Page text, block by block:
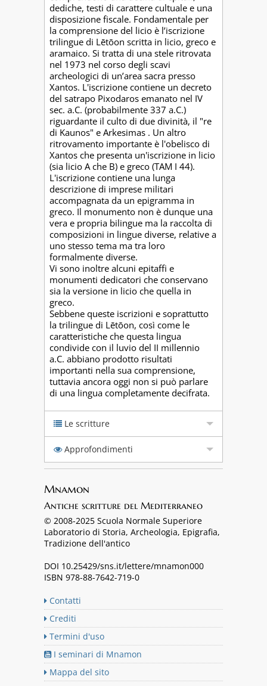
dediche, testi di carattere cultuale e una
disposizione fiscale. Fondamentale per
la comprensione del licio è l’iscrizione
trilingue di Lētōon scritta in licio, greco e
aramaico. Si tratta di una stele ritrovata
nel 1973 nel corso degli scavi
archeologici di un’area sacra presso
Xantos. L'iscrizione contiene un decreto
del satrapo Pixodaros emanato nel IV
sec. a.C. (probabilmente 337 a.C.)
riguardante il culto di due divinità, il "re
di Kaunos" e Arkesimas . Un altro
ritrovamento importante è l'obelisco di
Xantos che presenta un'iscrizione in licio
(sia licio A che B) e greco (TAM I 44).
L'iscrizione contiene una lunga
descrizione di imprese militari
accompagnata da un epigramma in
greco. Il monumento non è dunque una
vera e propria bilingue ma la raccolta di
composizioni in lingue diverse, relative a
uno stesso tema ma tra loro
formalmente diverse.
Vi sono inoltre alcuni epitaffi e
monumenti dedicatori che conservano
sia la versione in licio che quella in
greco.
Sebbene queste iscrizioni e soprattutto
la trilingue di Lētōon, così come le
caratteristiche che questa lingua
condivide con il luvio del II millennio
a.C. abbiano prodotto risultati
importanti nella sua comprensione,
tuttavia ancora oggi non si può parlare
di una lingua completamente decifrata.
Le scritture
Approfondimenti
Mnamon
Antiche scritture del Mediterraneo
© 2008-2025 Scuola Normale Superiore
Laboratorio di Storia, Archeologia, Epigrafia,
Tradizione dell'antico
DOI 10.25429/sns.it/lettere/mnamon000
ISBN 978-88-7642-719-0
Contatti
Crediti
Termini d'uso
I seminari di Mnamon
Mappa del sito